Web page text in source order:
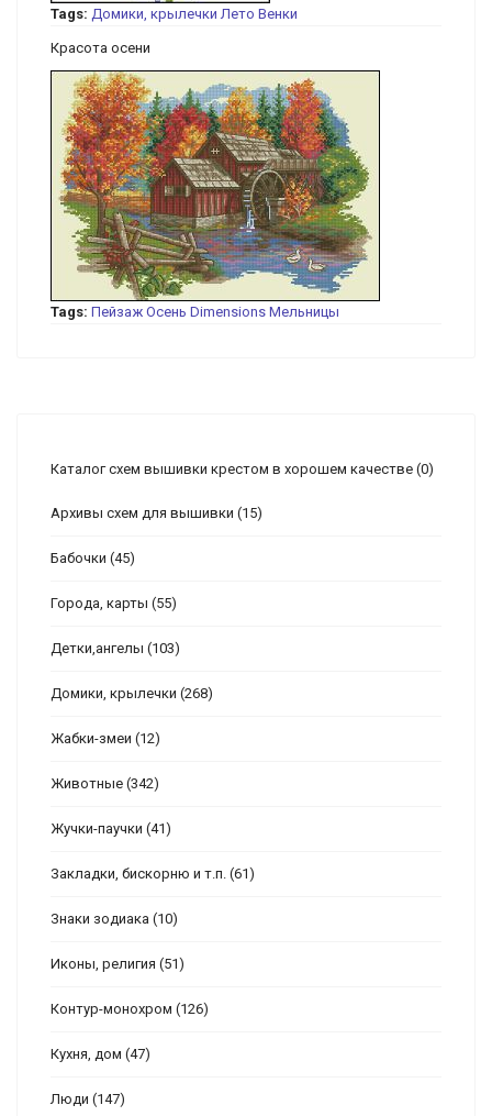
Tags: Домики, крылечки Лето Венки
Красота осени
Tags: Пейзаж Осень Dimensions Мельницы
Каталог схем вышивки крестом в хорошем качестве (0)
Архивы схем для вышивки (15)
Бабочки (45)
Города, карты (55)
Детки,ангелы (103)
Домики, крылечки (268)
Жабки-змеи (12)
Животные (342)
Жучки-паучки (41)
Закладки, бискорню и т.п. (61)
Знаки зодиака (10)
Иконы, религия (51)
Контур-монохром (126)
Кухня, дом (47)
Люди (147)